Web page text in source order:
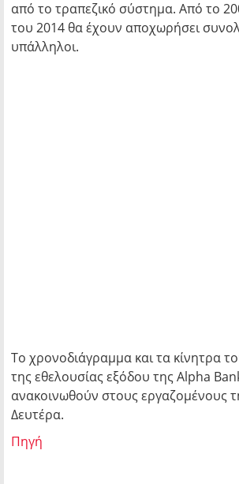
από το τραπεζικό σύστημα. Από το
του 2014 θα έχουν αποχωρήσει
υπάλληλοι.
Το χρονοδιάγραμμα και τα κίνητρα
της εθελουσίας εξόδου της Alpha
ανακοινωθούν στους εργαζομένους
Δευτέρα.
Πηγή